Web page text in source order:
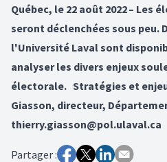
Québec, le 22 août 2022 – Les
seront déclenchées sous peu.
l'Université Laval sont
analyser les divers enjeux
électorale. Stratégies et
Giasson, directeur,
thierry.giasson@pol.ulaval.ca
Partager :